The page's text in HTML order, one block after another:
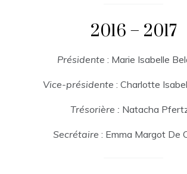
2016 – 2017
Présidente : Marie Isabelle
Vice-présidente : Charlotte
Trésorière : Natacha
Secrétaire : Emma Margot De